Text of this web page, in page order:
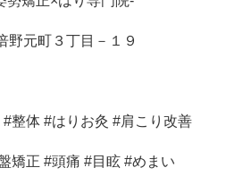
野元町３丁目－１９
整体 #はりお灸 #肩こり改善
矯正 #頭痛 #目眩 #めまい